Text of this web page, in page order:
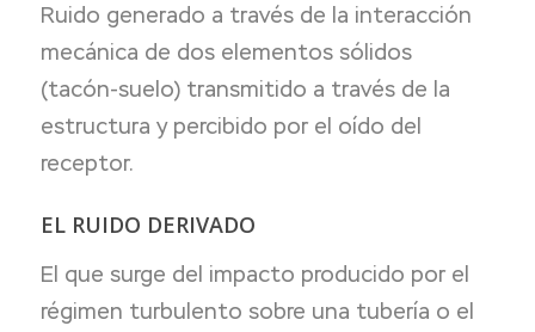
Ruido generado a través de la interacción
mecánica de dos elementos sólidos
(tacón-suelo) transmitido a través de la
estructura y percibido por el oído del
receptor.
EL RUIDO DERIVADO
El que surge del impacto producido por el
régimen turbulento sobre una tubería o el